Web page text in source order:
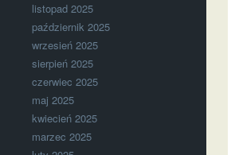
listopad 2025
październik 2025
wrzesień 2025
sierpień 2025
czerwiec 2025
maj 2025
kwiecień 2025
marzec 2025